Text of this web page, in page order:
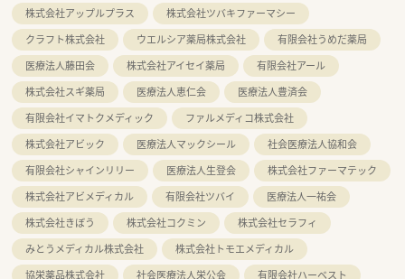
株式会社アップルプラス
株式会社ツバキファーマシー
クラフト株式会社
ウエルシア薬局株式会社
有限会社うめだ薬局
医療法人藤田会
株式会社アイセイ薬局
有限会社アール
株式会社スギ薬局
医療法人恵仁会
医療法人豊済会
有限会社イマトクメディック
ファルメディコ株式会社
株式会社アビック
医療法人マックシール
社会医療法人協和会
有限会社シャインリリー
医療法人生登会
株式会社ファーマテック
株式会社アビメディカル
有限会社ツバイ
医療法人一祐会
株式会社きぼう
株式会社コクミン
株式会社セラフィ
みとうメディカル株式会社
株式会社トモエメディカル
協栄薬品株式会社
社会医療法人栄公会
有限会社ハーベスト